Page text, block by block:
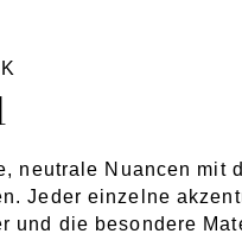
neutrale Nuancen mit
Jeder einzelne
und die besondere